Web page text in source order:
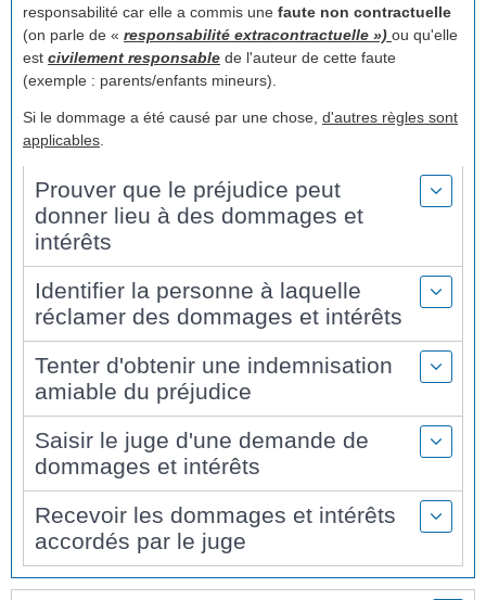
responsabilité car elle a commis une faute non contractuelle
(on parle de « responsabilité extracontractuelle ») ou qu'elle
est civilement responsable de l'auteur de cette faute
(exemple : parents/enfants mineurs).
Si le dommage a été causé par une chose, d'autres règles sont
applicables
Prouver que le préjudice peut
donner lieu à des dommages et
intérêts
Identifier la personne à laquelle
réclamer des dommages et intérêts
Tenter d'obtenir une indemnisation
amiable du préjudice
Saisir le juge d'une demande de
dommages et intérêts
Recevoir les dommages et intérêts
accordés par le juge